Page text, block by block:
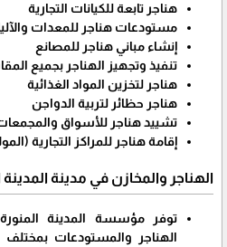
هناجر تابعة للكيانات التجارية
مستودعات هناجر للمعدات
إنشاء مباني هناجر للمصانع
تنفيذ وتجهيز الهناجر بجميع
هناجر لتخزين المواد الغذائية
هناجر حظائر لتربية الدواجن
تشييد هناجر للأسواق
إقامة هناجر للمراكز التجارية
الهناجر والمخازن في مدينة المدينة
توفر مؤسسة المدينة
الهناجر والمستودعات بمختلف